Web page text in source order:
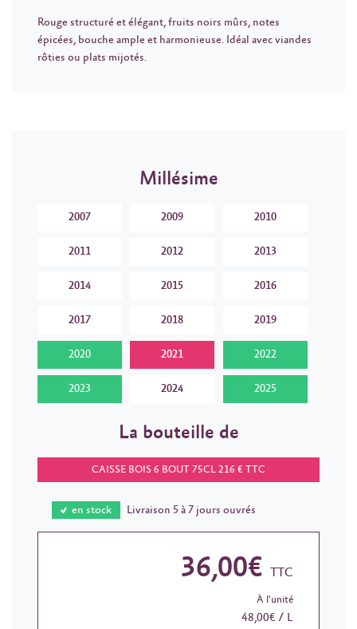
Rouge structuré et élégant, fruits noirs mûrs, notes
épicées, bouche ample et harmonieuse. Idéal avec viandes
rôties ou plats mijotés.
Millésime
2007 2009 2010
2011 2012 2013
2014 2015 2016
2017 2018 2019
2020 2021 2022
2023 2024 2025
La bouteille de
CAISSE BOIS 6 BOUT 75CL 216 € TTC
en stock Livraison 5 à 7 jours ouvrés
36,00€ TTC
À l'unité
48,00€ / L